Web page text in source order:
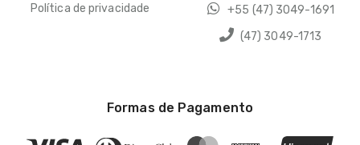
Política de privacidade
+55 (47) 3049-1691
(47) 3049-1713
Formas de Pagamento